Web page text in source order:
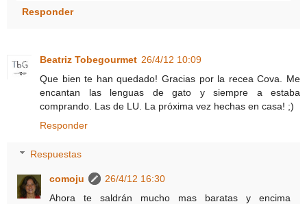
Responder
Beatriz Tobegourmet 26/4/12 10:09
Que bien te han quedado! Gracias por la recea Cova. Me
encantan las lenguas de gato y siempre a estaba
comprando. Las de LU. La próxima vez hechas en casa! ;)
Responder
Respuestas
comoju
26/4/12 16:30
Ahora te saldrán mucho mas baratas y encima